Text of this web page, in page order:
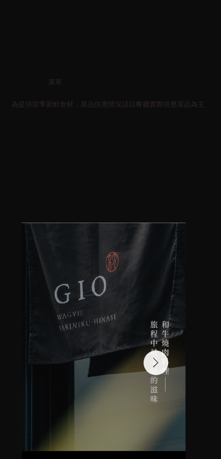
​菜單
​為提供當季新鮮食材，菜品供應情況請以餐廳實際供應菜品為主